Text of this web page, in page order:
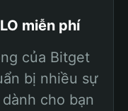
miễn phí
của Bitget
bị nhiều sự
cho bạn